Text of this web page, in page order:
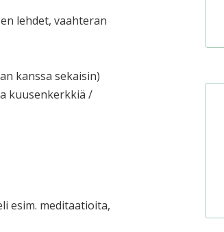
lehdet, vaahteran
kanssa sekaisin)
kuusenkerkkiä /
esim. meditaatioita,